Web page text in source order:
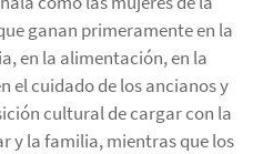
ganan primeramente en la
en la alimentación, en la
el cuidado de los ancianos y
cultural de cargar con la
y la familia, mientras que los